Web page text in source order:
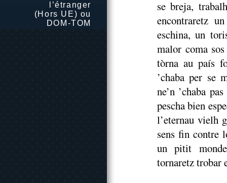
l’étranger
(Hors UE) ou
DOM-TOM
se breja,
encontraretz
eschina, un
malor coma
tòrna au país
’chaba per se
ne’n ’chaba
pescha bien
l’eternau vielh
sens fin contre
un pitit
tornaretz trobar